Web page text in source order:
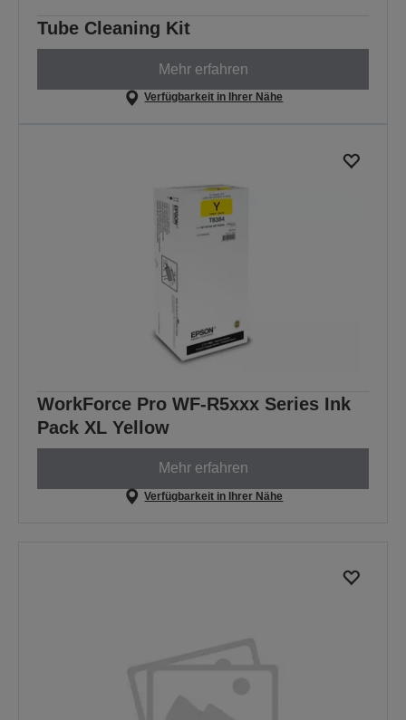
Tube Cleaning Kit
Mehr erfahren
Verfügbarkeit in Ihrer Nähe
WorkForce Pro WF-R5xxx Series Ink
Pack XL Yellow
Mehr erfahren
Verfügbarkeit in Ihrer Nähe